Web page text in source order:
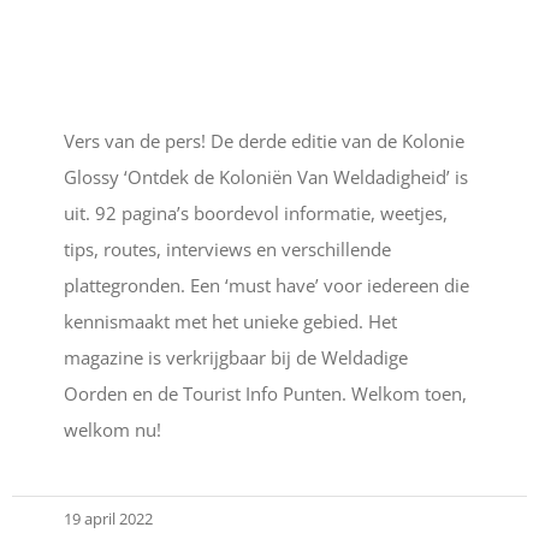
Vers van de pers! De derde editie van de Kolonie
Glossy ‘Ontdek de Koloniën Van Weldadigheid’ is
uit. 92 pagina’s boordevol informatie, weetjes,
tips, routes, interviews en verschillende
plattegronden. Een ‘must have’ voor iedereen die
kennismaakt met het unieke gebied. Het
magazine is verkrijgbaar bij de Weldadige
Oorden en de Tourist Info Punten. Welkom toen,
welkom nu!
19 april 2022